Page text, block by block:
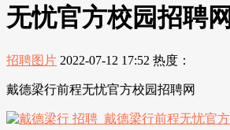
无忧官方校园招聘网
招聘图片 2022-07-12 17:52 热度：
戴德梁行前程无忧官方校园招聘网